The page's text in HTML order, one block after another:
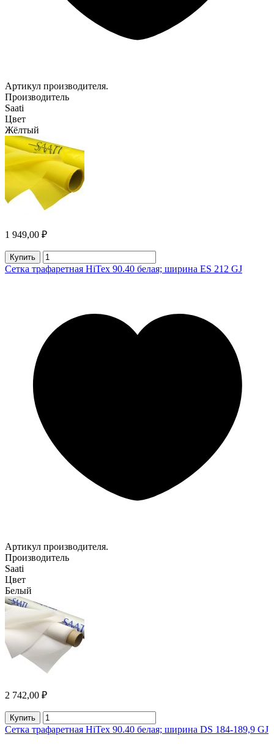
Артикул производителя.
Производитель
Saati
Цвет
Жёлтый
1 949,00 ₽
Купить
Сетка трафаретная HiTex 90.40 белая; ширина ES 212 GJ
Артикул производителя.
Производитель
Saati
Цвет
Белый
2 742,00 ₽
Купить
Сетка трафаретная HiTex 90.40 белая; ширина DS 184-189,9 GJ